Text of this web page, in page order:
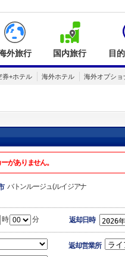
外旅行 国内旅行 目
券+ホテル 海外ホテル 海外オプショ
がありません。
バトンルージュ(ルイジアナ
時 分 返却日時
返却営業所